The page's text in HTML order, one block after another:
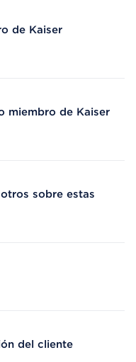
de Kaiser
miembro de Kaiser
sobre estas
del cliente